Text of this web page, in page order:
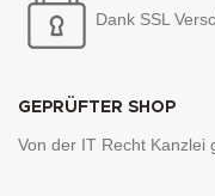
Dank SSL
GEPRÜFTER SHOP
Von der IT Recht Kanzlei